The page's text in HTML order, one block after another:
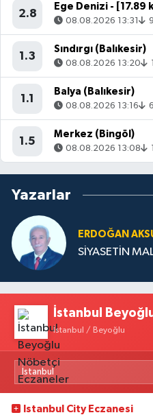
2.8
Ege Denizi - [17.89
08.08.2026 13:31
1.3
Sındırgı (Balıkesir)
08.08.2026 13:20
1.1
Balya (Balıkesir)
08.08.2026 13:16
1.5
Merkez (Bingöl)
08.08.2026 13:08
Yazarlar
ERDOĞAN
SİYASETİN
İstanbul
İstanbul / Beyoğlu
Istanbul City Eczanesi